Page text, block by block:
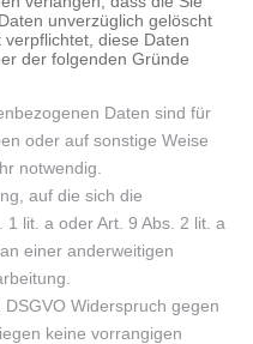
unverzüglich gelöscht
diese Daten
der folgenden Gründe
Daten sind für
oder auf sonstige Weise
notwendig.
auf die sich die
1 lit. a oder Art. 9 Abs. 2 lit. a
einer anderweitigen
Widerspruch gegen
keine vorrangigen